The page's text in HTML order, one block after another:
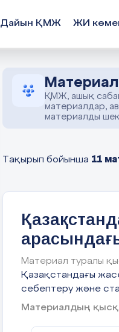
Дайын ҚМЖ ЖИ
ҚМЖ, ашық
материалдар,
материалды
Тақырып бойынша 11
Материал туралы
Қазақстандағы
себептеру және
Материалдың